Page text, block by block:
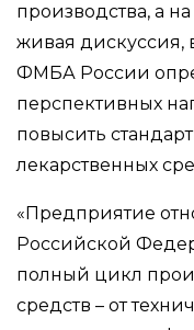
производства, а
живая дискуссия,
ФМБА России
перспективных
повысить
лекарственных
«Предприятие
Российской
полный цикл
средств – от